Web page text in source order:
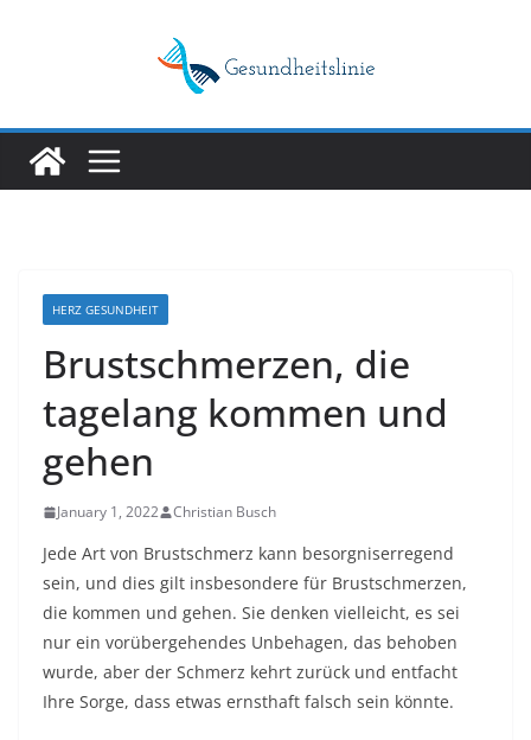
HERZ GESUNDHEIT
Brustschmerzen, die
tagelang kommen und
gehen
January 1, 2022 Christian Busch
Jede Art von Brustschmerz kann besorgniserregend
sein, und dies gilt insbesondere für Brustschmerzen,
die kommen und gehen. Sie denken vielleicht, es sei
nur ein vorübergehendes Unbehagen, das behoben
wurde, aber der Schmerz kehrt zurück und entfacht
Ihre Sorge, dass etwas ernsthaft falsch sein könnte.